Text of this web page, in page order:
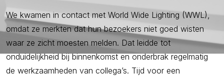
We kwamen in contact met World Wide Lighting (WWL),
omdat ze merkten dat hun bezoekers niet goed wisten
waar ze zicht moesten melden. Dat leidde tot
onduidelijkheid bij binnenkomst en onderbrak regelmatig
de werkzaamheden van collega’s. Tijd voor een